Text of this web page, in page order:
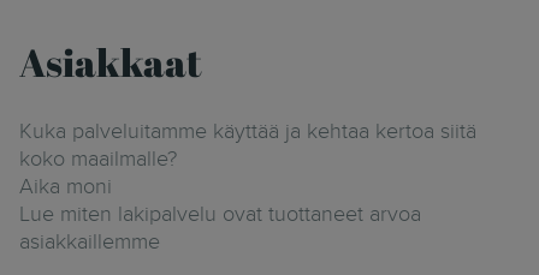
Asiakkaat
Kuka palveluitamme käyttää ja kehtaa kertoa siitä
koko maailmalle?
Aika moni
Lue miten lakipalvelu ovat tuottaneet arvoa
asiakkaillemme